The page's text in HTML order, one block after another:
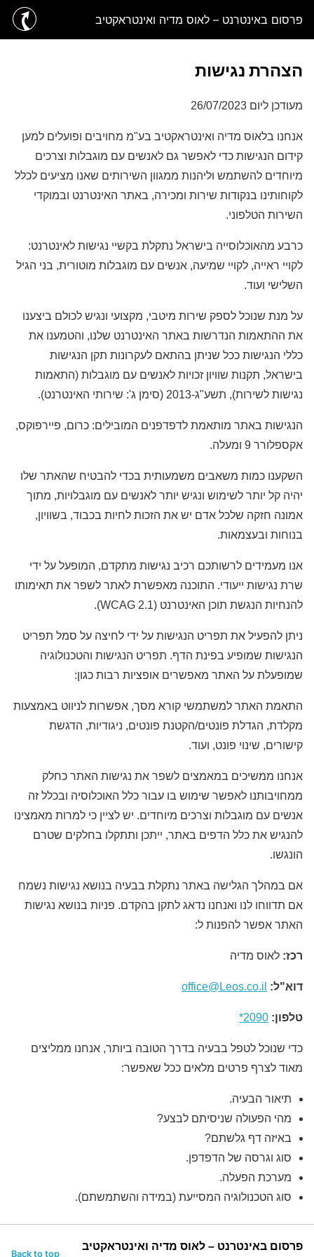
פרסום באינטרנט – לאוס מדיה ואינטראקטיב
הצהרת נגישות
מעודכן ליום 26/07/2023
אנחנו בלאוס מדיה ואינטראקטיב בע"מ מחויבים ופועלים למען
קידום הנגישות כדי לאפשר גם לאנשים עם מוגבלות וצרכים
מיוחדים להשתמש וליהנות ממגוון השירותים שאנו מציעים לכלל
לקוחותינו בנקודות שירות ומכירה, באתר האינטרנט ובמוקדי
השירות הטלפוני.
כרבע מהאוכלוסייה בישראל נתקלת בקשיי נגישות לאינטרנט:
לקויי ראייה, לקויי שמיעה, אנשים עם מוגבלות מוטורית, בני הגיל
השלישי ועוד.
על מנת שנוכל לספק שירות מיטבי, מקצועי ונגיש לכולם ביצענו
את ההתאמות הנדרשות באתר האינטרנט שלנו, והטמענו את
כללי הנגישות ככל שניתן בהתאם לעקרונות תקן הנגישות
בישראל, תקנות שוויון זכויות לאנשים עם מוגבלות (התאמות
נגישות לשירות), תשע"ג-2013 (סימן ג': שירותי האינטרנט).
הנגישות באתר מותאמת לדפדפנים המובילים: כרום, פיירפוקס,
אקספלורר 9 ומעלה.
השקענו כמות משאבים משמעותית בכדי להבטיח שהאתר שלו
יהיה קל יותר לשימוש ונגיש יותר לאנשים עם מוגבלויות, מתוך
אמונה חזקה שלכל אדם יש את הזכות לחיות בכבוד, בשוויון,
בנוחות ובעצמאות.
אנו מעמידים לרשותכם רכיב נגישות מתקדם, המופעל על ידי
שרת נגישות ייעודי. התוכנה מאפשרת לאתר לשפר את תאימותו
להנחיות הנגשת תוכן האינטרנט (WCAG 2.1).
ניתן להפעיל את תפריט הנגישות על ידי לחיצה על סמל תפריט
הנגישות שמופיע בפינת הדף. תפריט הנגישות והטכנולוגיה
שמופעלת על האתר מאפשרים אופציות רבות כגון:
התאמת האתר למשתמשי קורא מסך, אפשרות לניווט באמצעות
מקלדת, הגדלת פונטים/הקטנת פונטים, ניגודיות, הדגשת
קישורים, שינוי פונט, ועוד.
אנחנו ממשיכים במאמצים לשפר את נגישות האתר כחלק
ממחויבותנו לאפשר שימוש בו עבור כלל האוכלוסיה ובכלל זה
אנשים עם מוגבלות וצרכים מיוחדים. יש לציין כי למרות מאמצינו
להנגיש את כלל הדפים באתר, ייתכן ותתקלו בחלקים שטרם
הונגשו.
אם במהלך הגלישה באתר נתקלת בבעיה בנושא נגישות נשמח
אם תדווחו לנו ואנחנו נדאג לתקן בהקדם. פניות בנושא נגישות
האתר אפשר להפנות ל:
רכז: לאוס מדיה
דוא"ל: office@Leos.co.il
טלפון: 2090*
כדי שנוכל לטפל בבעיה בדרך הטובה ביותר, אנחנו ממליצים
מאוד לצרף פרטים מלאים ככל שאפשר:
תיאור הבעיה.
מהי הפעולה שניסיתם לבצע?
באיזה דף גלשתם?
סוג וגרסה של הדפדפן.
מערכת הפעלה.
סוג הטכנולוגיה המסייעת (במידה והשתמשתם).
פרסום באינטרנט – לאוס מדיה ואינטראקטיב
Back to top